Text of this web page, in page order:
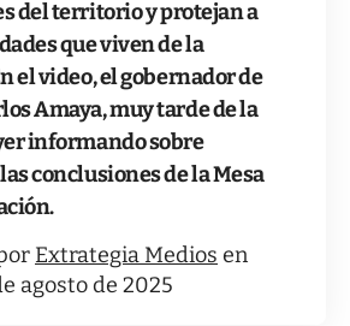
del territorio y protejan a
que viven de la
el video, el gobernador de
Amaya, muy tarde de la
informando sobre
conclusiones de la Mesa
Extrategia Medios en
agosto de 2025